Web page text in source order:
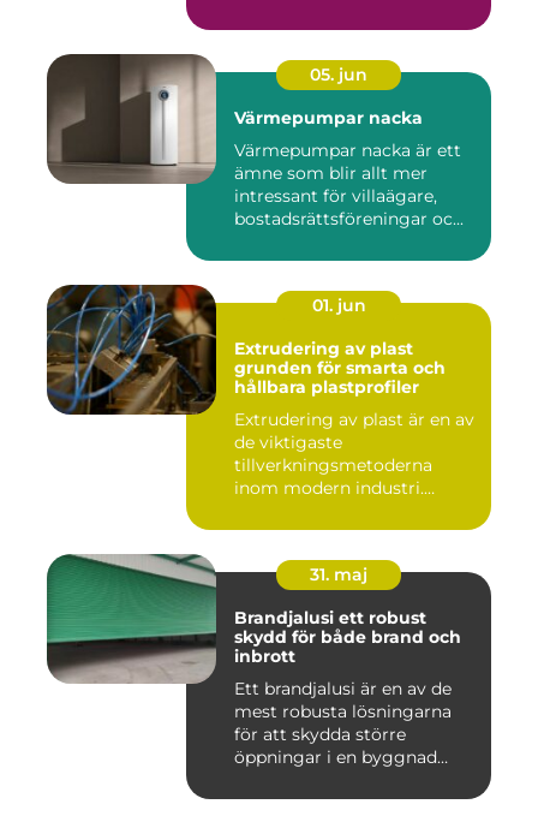
05. jun
Värmepumpar nacka
Värmepumpar nacka är ett
ämne som blir allt mer
intressant för villaägare,
bostadsrättsföreningar oc...
01. jun
Extrudering av plast
grunden för smarta och
hållbara plastprofiler
Extrudering av plast är en av
de viktigaste
tillverkningsmetoderna
inom modern industri.
31. maj
Brandjalusi ett robust
skydd för både brand och
inbrott
Ett brandjalusi är en av de
mest robusta lösningarna
för att skydda större
öppningar i en byggnad